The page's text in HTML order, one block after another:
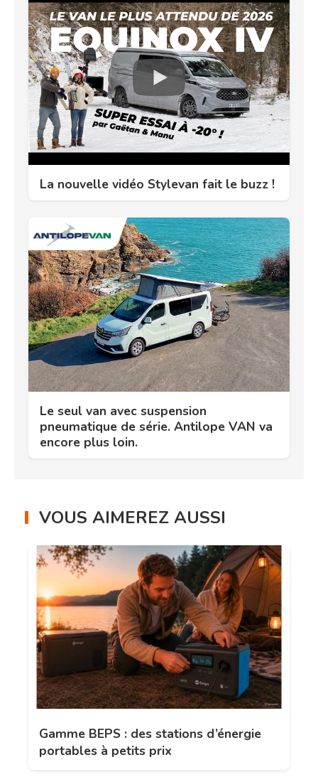
La nouvelle vidéo Stylevan fait le buzz !
Le seul van avec suspension
pneumatique de série. Antilope VAN va
encore plus loin.
VOUS AIMEREZ AUSSI
Gamme BEPS : des stations d’énergie
portables à petits prix